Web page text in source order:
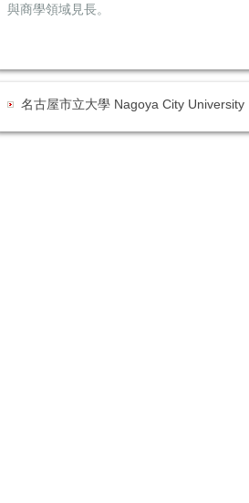
與商學領域見長。
名古屋市立大學 Nagoya City University